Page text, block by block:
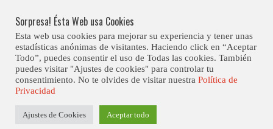
content
Club Contest.
Sorpresa! Ésta Web usa Cookies
Esta web usa cookies para mejorar su experiencia y tener unas
estadísticas anónimas de visitantes. Haciendo click en “Aceptar
Todo”, puedes consentir el uso de Todas las cookies. También
puedes visitar "Ajustes de cookies" para controlar tu
consentimiento. No te olvides de visitar nuestra Política de
Privacidad
Ajustes de Cookies Aceptar todo